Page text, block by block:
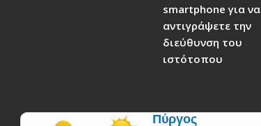
smartphone για να
αντιγράψετε την
διεύθυνση του
ιστότοπου